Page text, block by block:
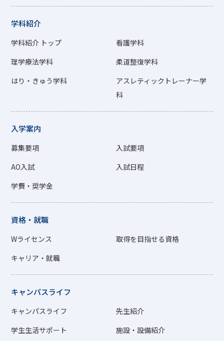
学科紹介
学科紹介 トップ
看護学科
理学療法学科
柔道整復学科
はり・きゅう学科
アスレティックトレーナー学
科
入学案内
募集要項
入試要項
AO入試
入試日程
学費・奨学金
資格・就職
Wライセンス
取得を目指せる資格
キャリア・就職
キャンパスライフ
キャンパスライフ
先生紹介
学生生活サポート
施設・設備紹介